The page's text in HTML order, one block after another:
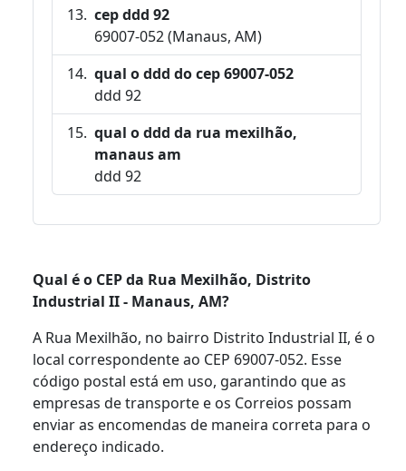
cep ddd 92
69007-052 (Manaus, AM)
qual o ddd do cep 69007-052
ddd 92
qual o ddd da rua mexilhão,
manaus am
ddd 92
Qual é o CEP da Rua Mexilhão, Distrito
Industrial II - Manaus, AM?
A Rua Mexilhão, no bairro Distrito Industrial II, é o
local correspondente ao CEP 69007-052. Esse
código postal está em uso, garantindo que as
empresas de transporte e os Correios possam
enviar as encomendas de maneira correta para o
endereço indicado.